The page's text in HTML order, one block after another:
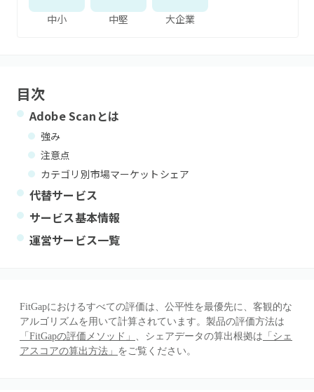
中小 中堅 大企業
目次
Adobe Scan とは
強み
注意点
カテゴリ別市場マーケットシェア
代替サービス
サービス基本情報
運営サービス一覧
FitGapにおけるすべての評価は、公平性を最優先に、客観的な
アルゴリズムを用いて計算されています。製品の評価方法は
「FitGapの評価メソッド」 、シェアデータの算出根拠は 「シェ
アスコアの算出方法」 をご覧ください。